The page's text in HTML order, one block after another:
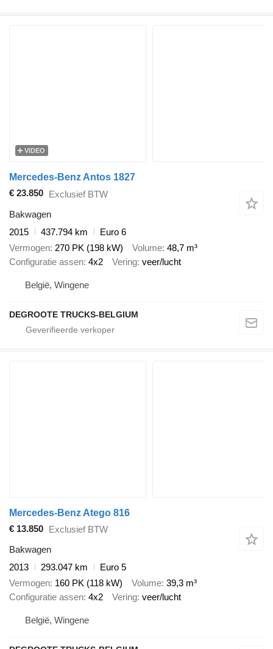
VIDEO
Mercedes-Benz Antos 1827
€ 23.850 Exclusief BTW
Bakwagen
2015
437.794 km
Euro 6
Vermogen 270 PK (198 kW) Volume 48,7 m³
Configuratie assen 4x2 Vering veer/lucht
België, Wingene
DEGROOTE TRUCKS-BELGIUM
Mercedes-Benz Atego 816
€ 13.850 Exclusief BTW
Bakwagen
2013
293.047 km
Euro 5
Vermogen 160 PK (118 kW) Volume 39,3 m³
Configuratie assen 4x2 Vering veer/lucht
België, Wingene